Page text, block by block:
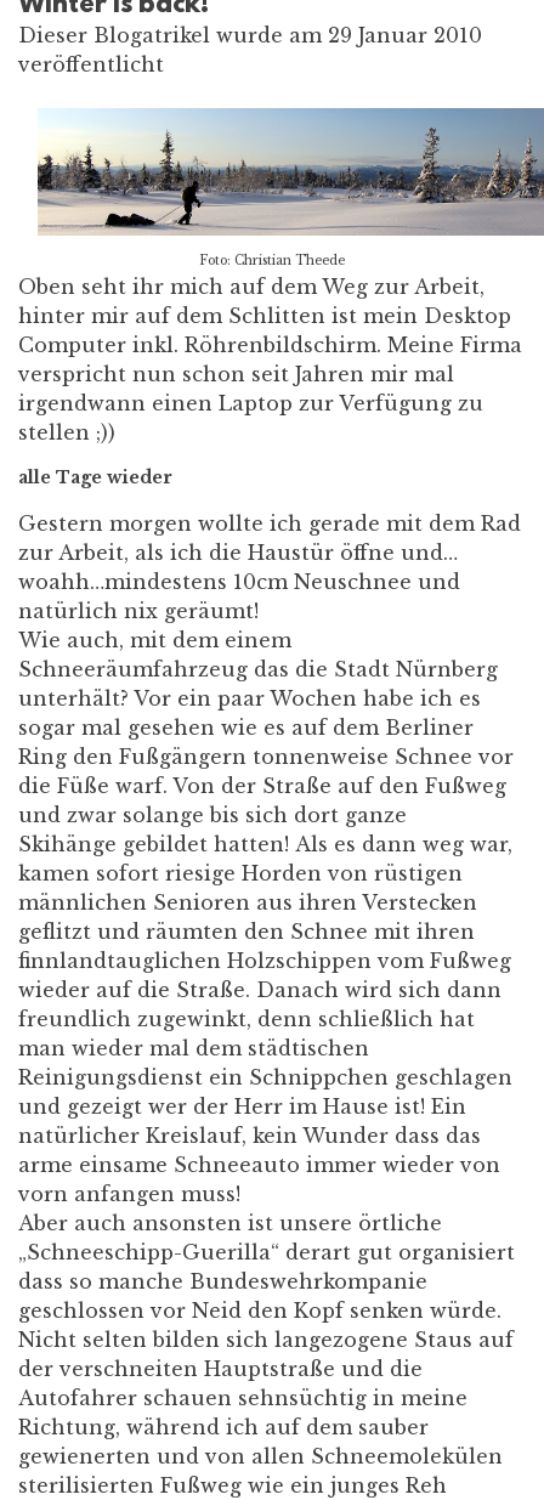
Dieser Blogatrikel wurde am 29 Januar 2010
veröffentlicht
Foto: Christian Theede
Oben seht ihr mich auf dem Weg zur Arbeit,
hinter mir auf dem Schlitten ist mein Desktop
Computer inkl. Röhrenbildschirm. Meine Firma
verspricht nun schon seit Jahren mir mal
irgendwann einen Laptop zur Verfügung zu
stellen ;))
alle Tage wieder
Gestern morgen wollte ich gerade mit dem Rad
zur Arbeit, als ich die Haustür öffne und…
woahh…mindestens 10cm Neuschnee und
natürlich nix geräumt!
Wie auch, mit dem einem
Schneeräumfahrzeug das die Stadt Nürnberg
unterhält? Vor ein paar Wochen habe ich es
sogar mal gesehen wie es auf dem Berliner
Ring den Fußgängern tonnenweise Schnee vor
die Füße warf. Von der Straße auf den Fußweg
und zwar solange bis sich dort ganze
Skihänge gebildet hatten! Als es dann weg war,
kamen sofort riesige Horden von rüstigen
männlichen Senioren aus ihren Verstecken
geflitzt und räumten den Schnee mit ihren
finnlandtauglichen Holzschippen vom Fußweg
wieder auf die Straße. Danach wird sich dann
freundlich zugewinkt, denn schließlich hat
man wieder mal dem städtischen
Reinigungsdienst ein Schnippchen geschlagen
und gezeigt wer der Herr im Hause ist! Ein
natürlicher Kreislauf, kein Wunder dass das
arme einsame Schneeauto immer wieder von
vorn anfangen muss!
Aber auch ansonsten ist unsere örtliche
„Schneeschipp-Guerilla“ derart gut organisiert
dass so manche Bundeswehrkompanie
geschlossen vor Neid den Kopf senken würde.
Nicht selten bilden sich langezogene Staus auf
der verschneiten Hauptstraße und die
Autofahrer schauen sehnsüchtig in meine
Richtung, während ich auf dem sauber
gewienerten und von allen Schneemolekülen
sterilisierten Fußweg wie ein junges Reh